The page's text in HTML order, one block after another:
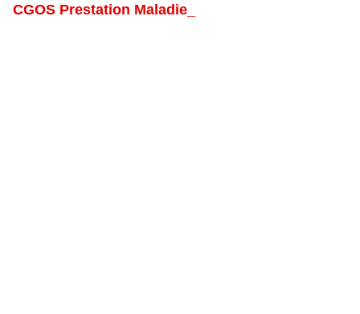
CGOS Prestation Maladie_